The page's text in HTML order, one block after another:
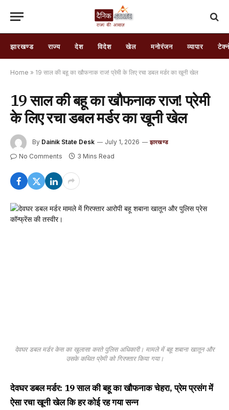
झारखण्ड राज्य देश विदेश खेल मनोरंजन व्यापार
Home » 19 साल की बहू का खौफनाक राज! प्रेमी के लिए रचा डबल मर्डर का खूनी खेल
19 साल की बहू का खौफनाक राज! प्रेमी
के लिए रचा डबल मर्डर का खूनी खेल
By Dainik State Desk July 1, 2026 झारखण्ड
No Comments 3 Mins Read
देवघर डबल मर्डर केस का खुलासा करते पुलिस अधिकारी। मामले में बहू शबाना खातून और
उसके कथित प्रेमी को गिरफ्तार किया गया।
देवघर डबल मर्डर: 19 साल की बहू का खौफनाक चेहरा, प्रेम प्रसंग में
ऐसा रचा खूनी खेल कि हर कोई रह गया सन्न